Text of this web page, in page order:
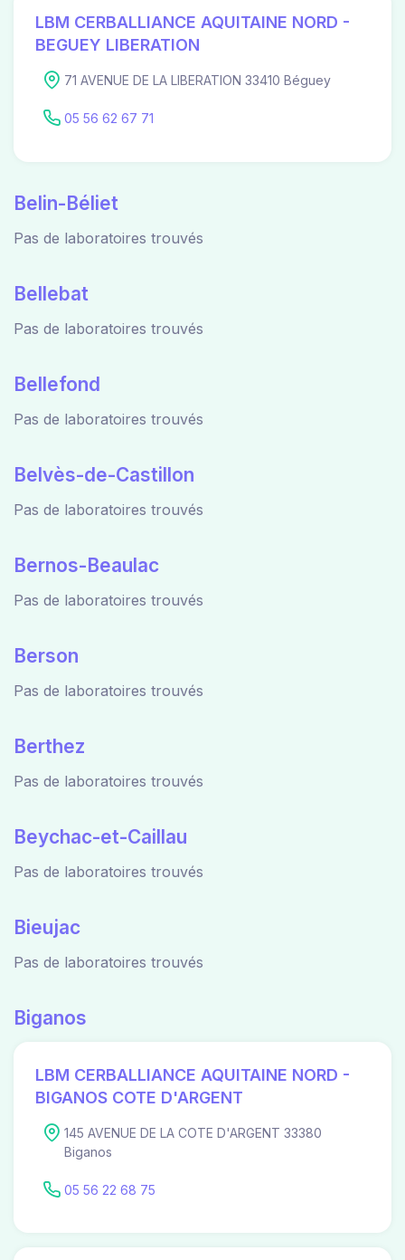
LBM CERBALLIANCE AQUITAINE NORD -
BEGUEY LIBERATION
71 AVENUE DE LA LIBERATION 33410 Béguey
05 56 62 67 71
Belin-Béliet
Pas de laboratoires trouvés
Bellebat
Pas de laboratoires trouvés
Bellefond
Pas de laboratoires trouvés
Belvès-de-Castillon
Pas de laboratoires trouvés
Bernos-Beaulac
Pas de laboratoires trouvés
Berson
Pas de laboratoires trouvés
Berthez
Pas de laboratoires trouvés
Beychac-et-Caillau
Pas de laboratoires trouvés
Bieujac
Pas de laboratoires trouvés
Biganos
LBM CERBALLIANCE AQUITAINE NORD -
BIGANOS COTE D'ARGENT
145 AVENUE DE LA COTE D'ARGENT 33380
Biganos
05 56 22 68 75